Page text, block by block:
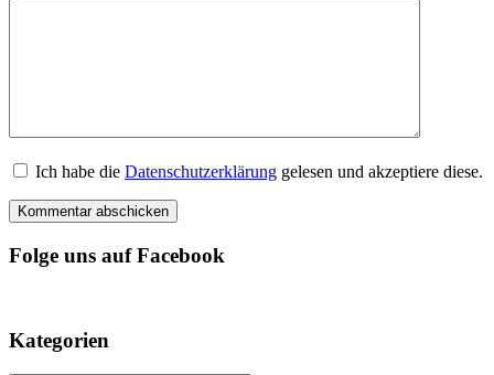
Ich habe die Datenschutzerklärung gelesen und akzeptiere diese.
Folge uns auf Facebook
Kategorien